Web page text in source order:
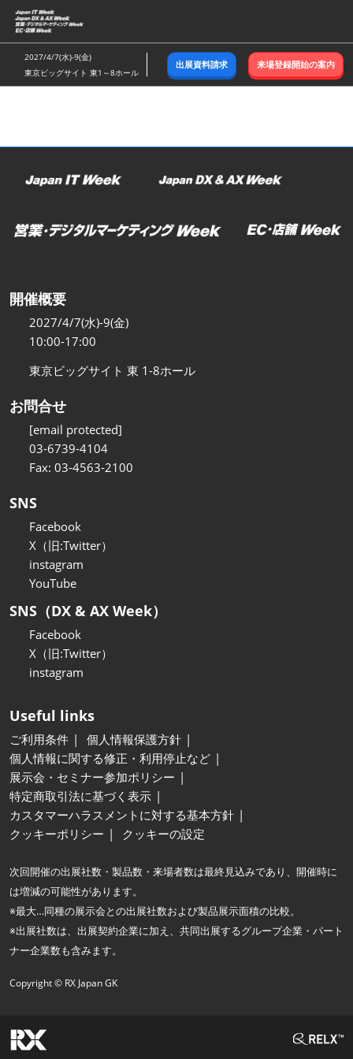
ス
キ
ッ
し
む
2027/4/7(水)-9(金)
東京ビッグサイト 東1～8ホール
出展資料請求 来場登録開始の案内
開催概要
2027/4/7(水)-9(金)
10:00-17:00
東京ビッグサイト 東 1-8ホール
お問合せ
[email protected]
03-6739-4104
Fax: 03-4563-2100
SNS
Facebook
X（旧:Twitter）
instagram
YouTube
SNS（DX & AX Week）
Facebook
X（旧:Twitter）
instagram
Useful links
ご利用条件
個人情報保護方針
個人情報に関する修正・利用停止など
展示会・セミナー参加ポリシー
特定商取引法に基づく表示
カスタマーハラスメントに対する基本方針
クッキーポリシー
クッキーの設定
次回開催の出展社数・製品数・来場者数は最終見込みであり、開催時に
は増減の可能性があります。
※最大…同種の展示会との出展社数および製品展示面積の比較。
※出展社数は、出展契約企業に加え、共同出展するグループ企業・パート
ナー企業数も含みます。
Copyright © RX Japan GK